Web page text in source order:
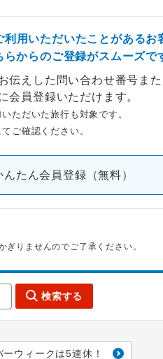
利用いただいたことがあるお
らからのご登録がスムーズで
伝えした問い合わせ番号ま
会員登録いただけます。
ただいた旅行も対象です。
ご確認ください。
んたん会員登録（無料）
りませんのでご了承ください。
検索する
ウィークは5連休！